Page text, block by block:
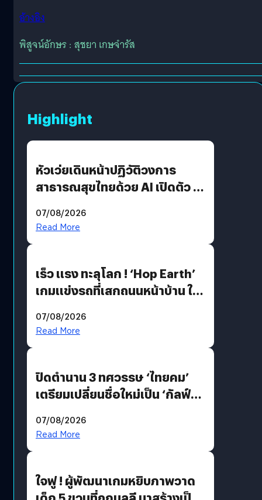
อ้างอิง
พิสูจน์อักษร : สุชยา เกษจำรัส
Highlight
หัวเว่ยเดินหน้าปฏิวัติวงการ
สาธารณสุขไทยด้วย AI เปิดตัว 4
AI เพื่อการแพทย์ในประเทศไทย
07/08/2026
Read More
เร็ว แรง ทะลุโลก ! ‘Hop Earth’
เกมแข่งรถที่เสกถนนหน้าบ้าน ให้
07/08/2026
Read More
ปิดตำนาน 3 ทศวรรษ ‘ไทยคม’
เตรียมเปลี่ยนชื่อใหม่เป็น ‘กัลฟ์
อวกาศเต็มสูบ
07/08/2026
Read More
ใจฟู ! ผู้พัฒนาเกมหยิบภาพวาด